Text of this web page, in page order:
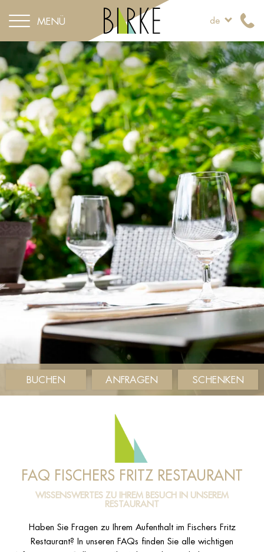
MENÜ de
BUCHEN ANFRAGEN SCHENKEN
FAQ FISCHERS FRITZ RESTAURANT
WISSENSWERTES ZU IHREM BESUCH IN UNSEREM
RESTAURANT
Haben Sie Fragen zu Ihrem Aufenthalt im Fischers Fritz
Restaurant? In unseren FAQs finden Sie alle wichtigen